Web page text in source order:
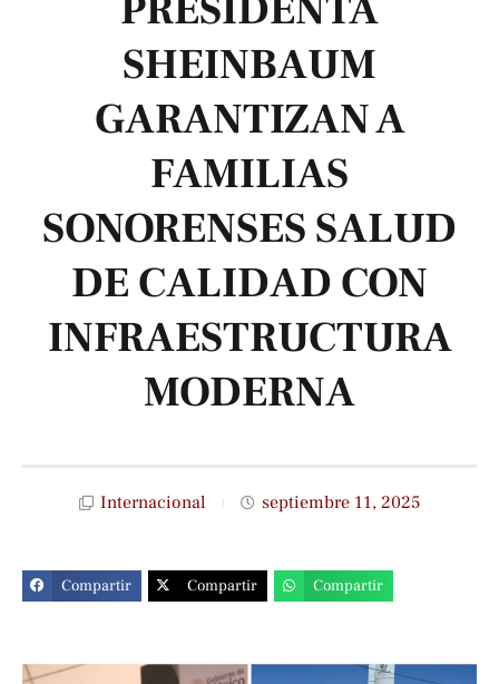
SHEINBAUM
GARANTIZAN A
FAMILIAS
SONORENSES SALUD
DE CALIDAD CON
INFRAESTRUCTURA
MODERNA
Internacional septiembre 11, 2025
Compartir Compartir Compartir